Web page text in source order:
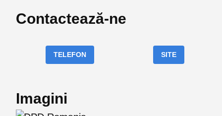
Contactează-ne
TELEFON SITE
Imagini